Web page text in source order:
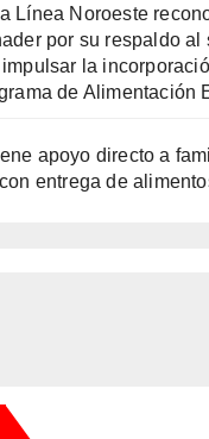
Línea Noroeste
por su respaldo al
la
de Alimentación
apoyo directo a
entrega de